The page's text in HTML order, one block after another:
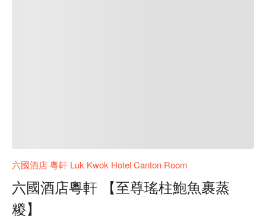
六國酒店 粵軒 Luk Kwok Hotel Canton Room
六國酒店粵軒 【至尊瑤柱鮑魚裹蒸
糉】